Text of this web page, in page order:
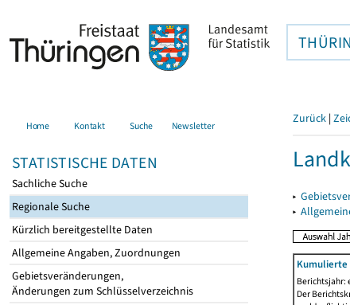
Home Kontakt Suche Newsletter
STATISTISCHE DATEN
Sachliche Suche
Regionale Suche
Kürzlich bereitgestellte Daten
Allgemeine Angaben, Zuordnungen
Gebietsveränderungen,
Änderungen zum Schlüsselverzeichnis
Zurück |
▸
▸
Kumulierte
Berichtsjahr:
Der